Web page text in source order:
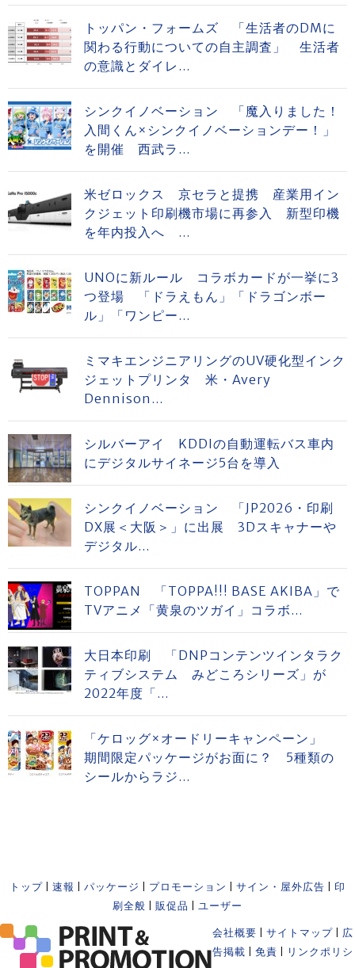
トッパン・フォームズ 「生活者のDMに
関わる行動についての自主調査」 生活者
の意識とダイレ...
シンクイノベーション 「魔入りました！
入間くん×シンクイノベーションデー！」
を開催 西武ラ...
米ゼロックス 京セラと提携 産業用イン
クジェット印刷機市場に再参入 新型印機
を年内投入へ ...
UNOに新ルール コラボカードが一挙に3
つ登場 「ドラえもん」「ドラゴンボー
ル」「ワンピー...
ミマキエンジニアリングのUV硬化型インク
ジェットプリンタ 米・Avery
Dennison...
シルバーアイ KDDIの自動運転バス車内
にデジタルサイネージ5台を導入
シンクイノベーション 「JP2026・印刷
DX展＜大阪＞」に出展 3Dスキャナーや
デジタル...
TOPPAN 「TOPPA!!! BASE AKIBA」で
TVアニメ「黄泉のツガイ」コラボ...
大日本印刷 「DNPコンテンツインタラク
ティブシステム みどころシリーズ」が
2022年度「...
「ケロッグ×オードリーキャンペーン」
期間限定パッケージがお面に？ 5種類の
シールからラジ...
トップ 速報 パッケージ プロモーション サイン・屋外広告
印
刷全般
販促品 ユーザー
会社概要 サイトマップ
広
告掲載
免責
リンクポリシ